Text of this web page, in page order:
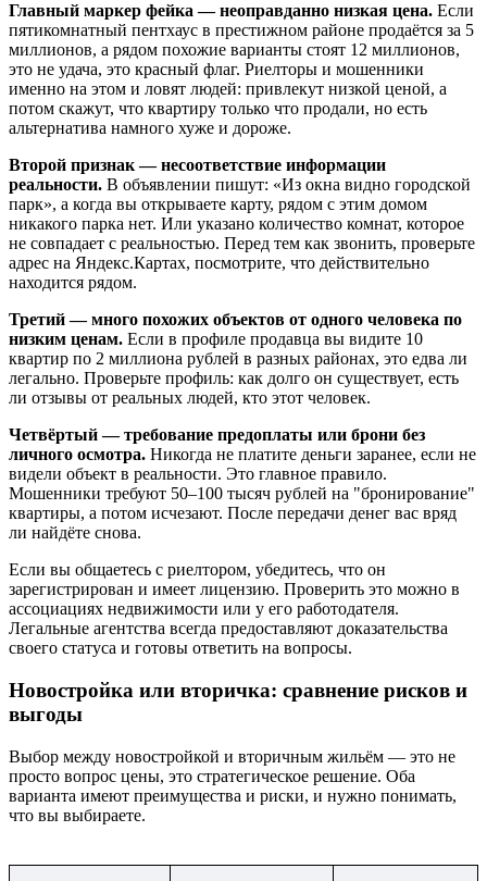
Главный маркер фейка — неоправданно низкая цена. Если
пятикомнатный пентхаус в престижном районе продаётся за 5
миллионов, а рядом похожие варианты стоят 12 миллионов,
это не удача, это красный флаг. Риелторы и мошенники
именно на этом и ловят людей: привлекут низкой ценой, а
потом скажут, что квартиру только что продали, но есть
альтернатива намного хуже и дороже.
Второй признак — несоответствие информации
реальности. В объявлении пишут: «Из окна видно городской
парк», а когда вы открываете карту, рядом с этим домом
никакого парка нет. Или указано количество комнат, которое
не совпадает с реальностью. Перед тем как звонить, проверьте
адрес на Яндекс.Картах, посмотрите, что действительно
находится рядом.
Третий — много похожих объектов от одного человека по
низким ценам. Если в профиле продавца вы видите 10
квартир по 2 миллиона рублей в разных районах, это едва ли
легально. Проверьте профиль: как долго он существует, есть
ли отзывы от реальных людей, кто этот человек.
Четвёртый — требование предоплаты или брони без
личного осмотра. Никогда не платите деньги заранее, если не
видели объект в реальности. Это главное правило.
Мошенники требуют 50–100 тысяч рублей на "бронирование"
квартиры, а потом исчезают. После передачи денег вас вряд
ли найдёте снова.
Если вы общаетесь с риелтором, убедитесь, что он
зарегистрирован и имеет лицензию. Проверить это можно в
ассоциациях недвижимости или у его работодателя.
Легальные агентства всегда предоставляют доказательства
своего статуса и готовы ответить на вопросы.
Новостройка или вторичка: сравнение рисков и
выгоды
Выбор между новостройкой и вторичным жильём — это не
просто вопрос цены, это стратегическое решение. Оба
варианта имеют преимущества и риски, и нужно понимать,
что вы выбираете.